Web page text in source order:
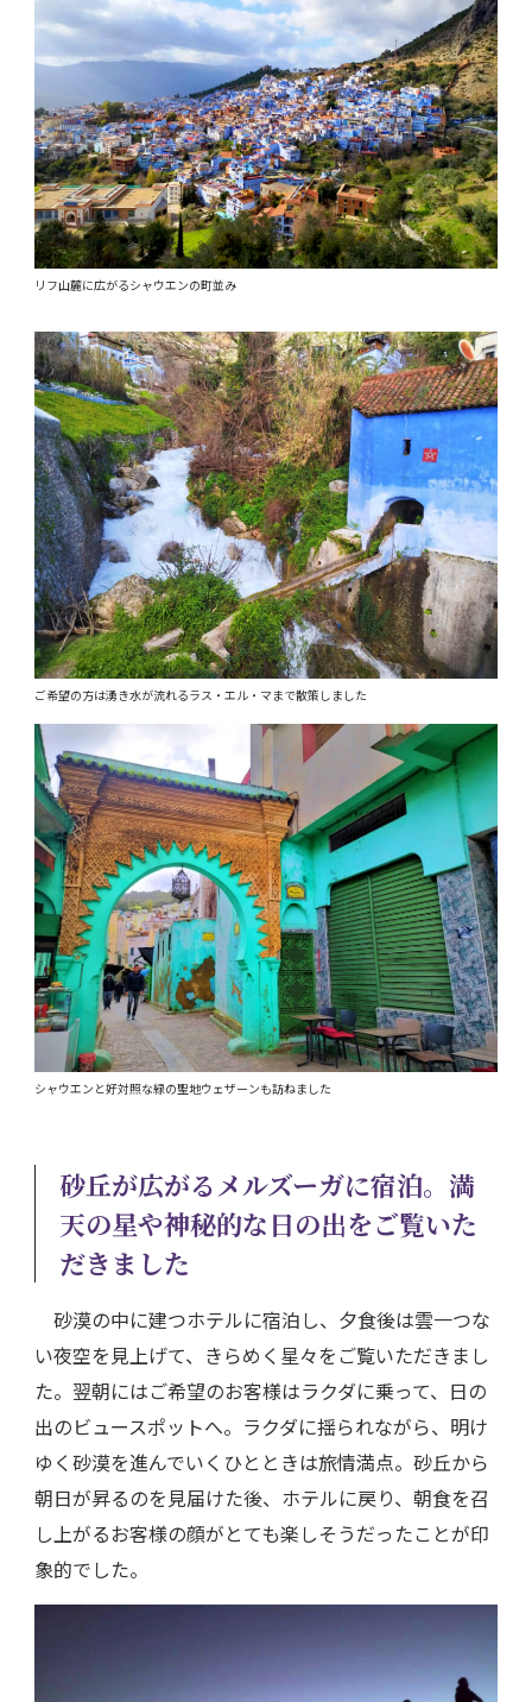
リフ山麓に広がるシャウエンの町並み
ご希望の方は湧き水が流れるラス・エル・マまで散策しました
シャウエンと好対照な緑の聖地ウェザーンも訪ねました
砂丘が広がるメルズーガに宿泊。満
天の星や神秘的な日の出をご覧いた
だきました
砂漠の中に建つホテルに宿泊し、夕食後は雲一つな
い夜空を見上げて、きらめく星々をご覧いただきまし
た。翌朝にはご希望のお客様はラクダに乗って、日の
出のビュースポットへ。ラクダに揺られながら、明け
ゆく砂漠を進んでいくひとときは旅情満点。砂丘から
朝日が昇るのを見届けた後、ホテルに戻り、朝食を召
し上がるお客様の顔がとても楽しそうだったことが印
象的でした。